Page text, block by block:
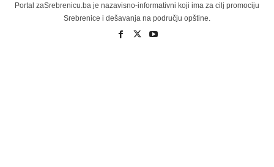
Portal zaSrebrenicu.ba je nazavisno-informativni koji ima za cilj promociju
Srebrenice i dešavanja na području opštine.